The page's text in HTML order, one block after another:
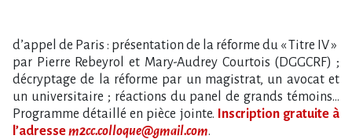
d’appel de Paris : présentation de la réforme du « Titre IV »
par Pierre Rebeyrol et Mary-Audrey Courtois (DGGCRF) ;
décryptage de la réforme par un magistrat, un avocat et
un universitaire ; réactions du panel de grands témoins…
Programme détaillé en pièce jointe.
Inscription gratuite à
l’adressem2cc.colloque@gmail.com.